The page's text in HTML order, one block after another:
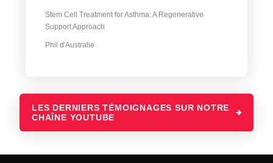
Stem Cell Treatment for Asthma: A Regenerative
Support Approach
Phil d'Australie
LES DERNIERS TÉMOIGNAGES SUR NOTRE
CHAÎNE YOUTUBE